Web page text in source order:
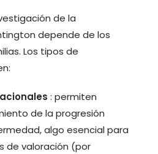
de la
depende de los
Los tipos de
: permiten
de la progresión
algo esencial para
de valoración (por